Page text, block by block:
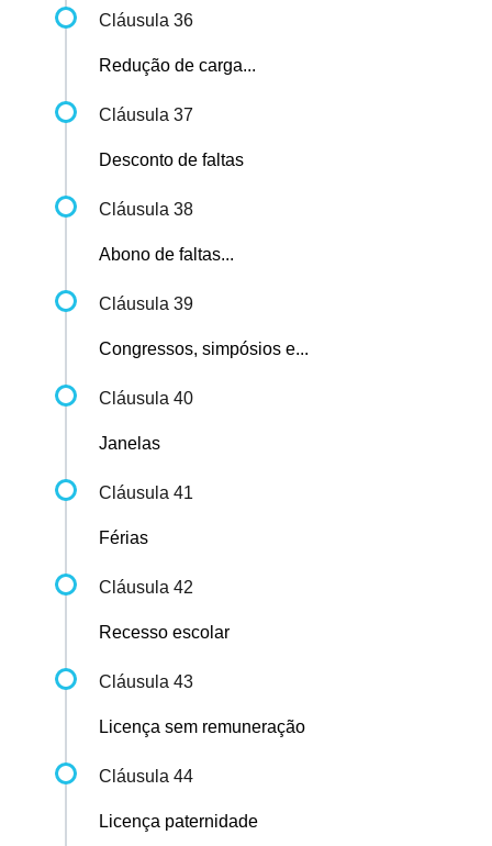
Cláusula 36
Redução de carga...
Cláusula 37
Desconto de faltas
Cláusula 38
Abono de faltas...
Cláusula 39
Congressos, simpósios e...
Cláusula 40
Janelas
Cláusula 41
Férias
Cláusula 42
Recesso escolar
Cláusula 43
Licença sem remuneração
Cláusula 44
Licença paternidade